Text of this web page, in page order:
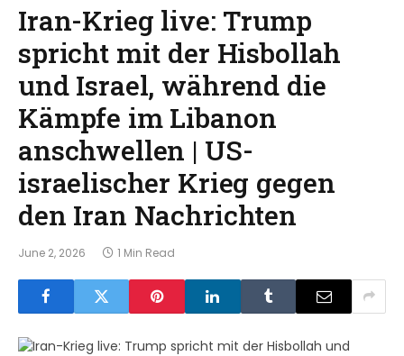
Iran-Krieg live: Trump
spricht mit der Hisbollah
und Israel, während die
Kämpfe im Libanon
anschwellen | US-
israelischer Krieg gegen
den Iran Nachrichten
June 2, 2026 1 Min Read